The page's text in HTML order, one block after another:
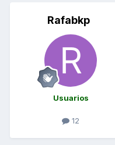
Rafabkp
Usuarios
12